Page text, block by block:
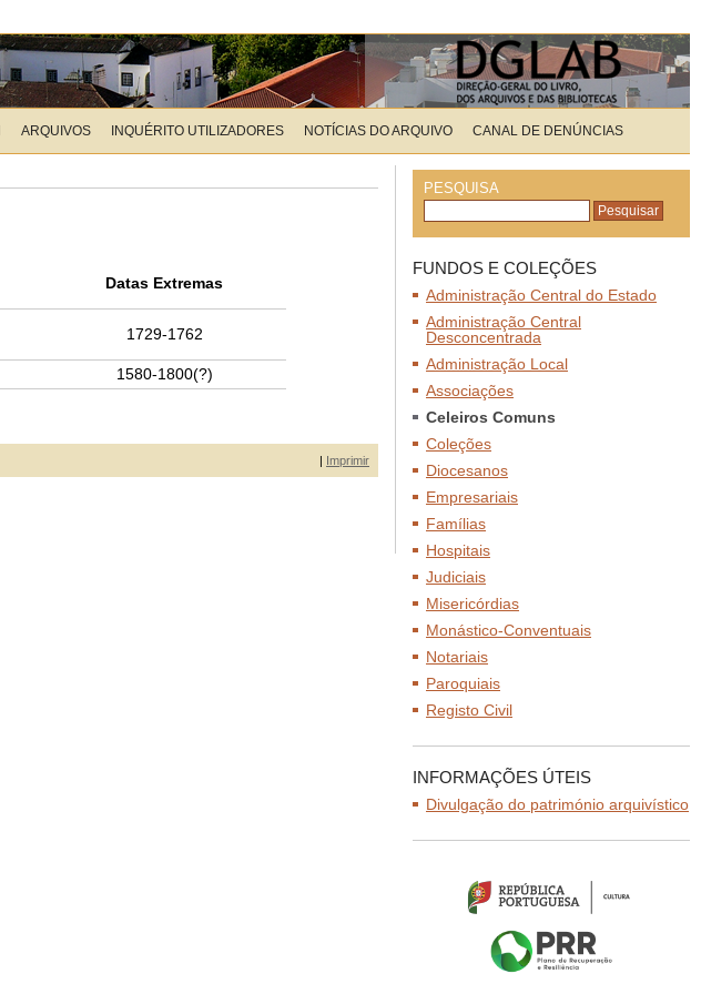
ARQUIVOS INQUÉRITO UTILIZADORES NOTÍCIAS DO ARQUIVO CANAL DE DENÚNCIAS
Datas Extremas
1729-1762
1580-1800(?)
| Imprimir
PESQUISA
FUNDOS E COLEÇÕES
Administração Central do Estado
Administração Central
Desconcentrada
Administração Local
Associações
Celeiros Comuns
Coleções
Diocesanos
Empresariais
Famílias
Hospitais
Judiciais
Misericórdias
Monástico-Conventuais
Notariais
Paroquiais
Registo Civil
INFORMAÇÕES ÚTEIS
Divulgação do património arquivístico